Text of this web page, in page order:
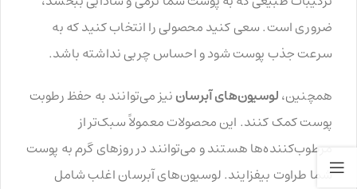
ضروری است. سعی کنید محصولی را انتخاب کنید که به
سرعت جذب پوست شود و احساس چربی نداشته باشد.
همچنین،لوسیون‌های آبرساننیز می‌توانند به حفظ رطوبت
پوست کمک کنند. این محصولات معمولاً سبک‌تر از
مرطوب‌کننده‌ها هستند و می‌توانند در روزهای گرم به پوست
شما طراوت بیفزایند. لوسیون‌های آبرسان اغلب شامل